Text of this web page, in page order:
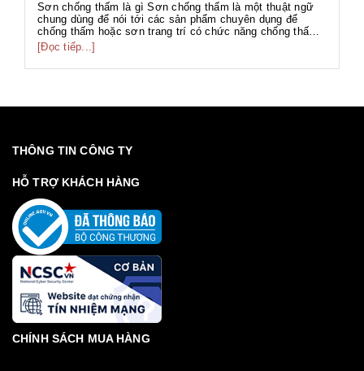
Sơn chống thấm là gì Sơn chống thấm là một thuật ngữ
chung dùng để nói tới các sản phẩm chuyên dụng để
chống thấm hoặc sơn trang trí có chức năng chống thấm.
Với thành phần đa dạng như gốc PU, gốc Acrylic, gốc Xi
măng... phục vụ nhiều hạng mục công trình với nhiều mục
đích khác nhau. Sơn chố...
[Đọc tiếp...]
THÔNG TIN CÔNG TY
HỖ TRỢ KHÁCH HÀNG
CHÍNH SÁCH MUA HÀNG